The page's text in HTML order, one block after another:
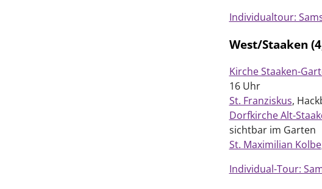
Individualtour:
West/Staaken
Kirche Staaken-
16 Uhr
St. Franziskus,
Dorfkirche Alt-
sichtbar im Garten
St. Maximilian Kolbe
Individual-Tour: